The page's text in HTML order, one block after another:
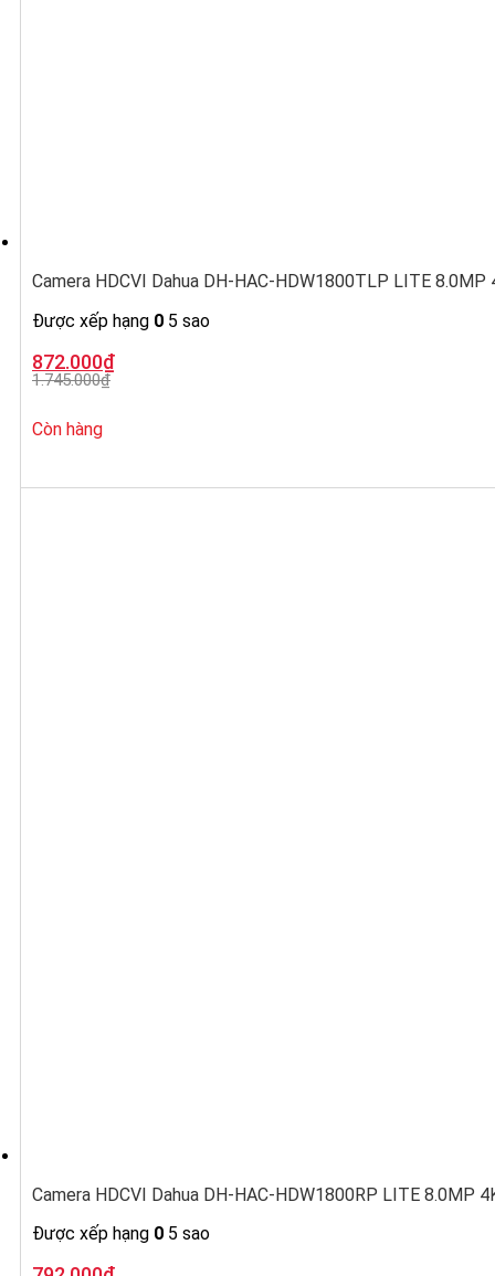
Camera HDCVI Dahua DH-HAC-HDW1800TLP LITE 8.0MP
Được xếp hạng 0 5 sao
1.745.000₫
Giá
gốc
là:
872.000₫
Giá
hiện
tại
872.000₫.
Còn hàng
Camera HDCVI Dahua DH-HAC-HDW1800RP LITE 8.0MP
Được xếp hạng 0 5 sao
Giá
Giá